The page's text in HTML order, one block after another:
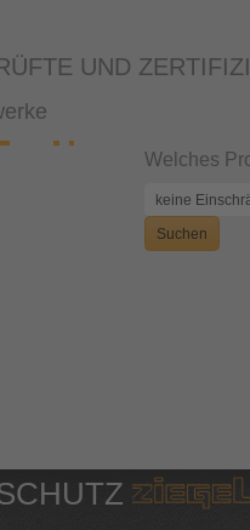
UND
Welches
Suchen